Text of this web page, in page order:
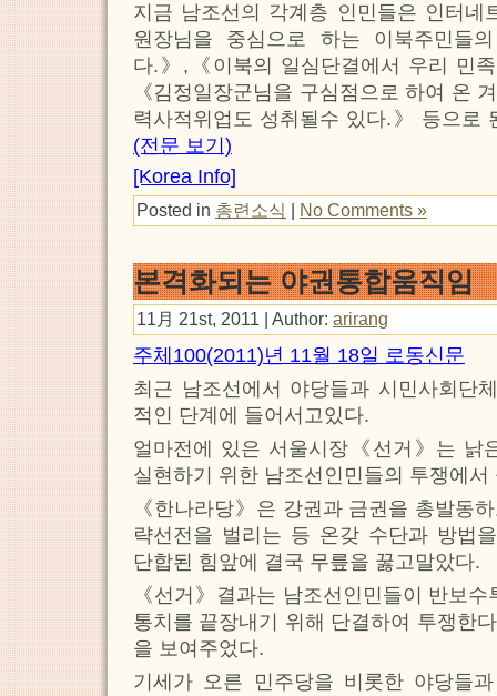
지금 남조선의 각계층 인민들은 인터네
원장님을 중심으로 하는 이북주민들
다.》,《이북의 일심단결에서 우리 민
《김정일장군님을 구심점으로 하여 온
력사적위업도 성취될수 있다.》 등으로
(전문 보기)
[Korea Info]
Posted in 총련소식 | No Comments »
본격화되는 야권통합움직임
11月 21st, 2011 | Author: arirang
주체100(2011)년 11월 18일 로동신문
최근 남조선에서 야당들과 시민사회단
적인 단계에 들어서고있다.
얼마전에 있은 서울시장《선거》는 낡
실현하기 위한 남조선인민들의 투쟁에
《한나라당》은 강권과 금권을 총발동
략선전을 벌리는 등 온갖 수단과 방법
단합된 힘앞에 결국 무릎을 꿇고말았다.
《선거》결과는 남조선인민들이 반보
통치를 끝장내기 위해 단결하여 투쟁한
을 보여주었다.
기세가 오른 민주당을 비롯한 야당들